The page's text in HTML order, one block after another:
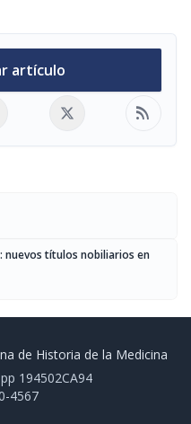
artículo
rss_feed
nuevos títulos nobiliarios en
de Historia de la Medicina
194502CA94
4567